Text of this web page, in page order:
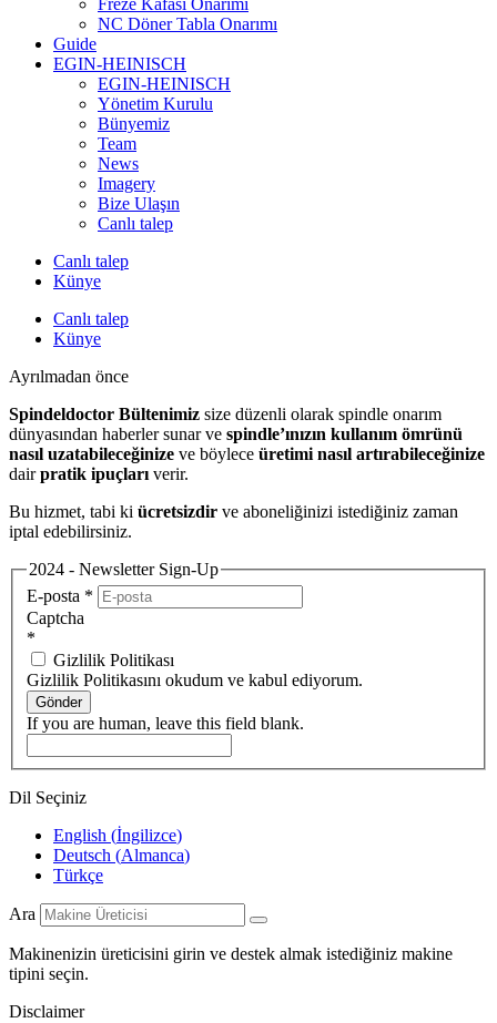
NC Döner Tabla Onarımı
Guide
EGIN-HEINISCH
EGIN-HEINISCH
Yönetim Kurulu
Bünyemiz
Team
News
Imagery
Bize Ulaşın
Canlı talep
Canlı talep
Künye
Canlı talep
Künye
Ayrılmadan önce
Spindeldoctor Bültenimiz size düzenli olarak spindle onarım
dünyasından haberler sunar ve spindle’ınızın kullanım ömrünü
nasıl uzatabileceğinize ve böylece üretimi nasıl artırabileceğinize
dairpratik ipuçları verir.
Bu hizmet, tabi ki ücretsizdir ve aboneliğinizi istediğiniz zaman
iptal edebilirsiniz.
2024 - Newsletter Sign-Up
E-posta *
Captcha
*
Gizlilik Politikası
Gizlilik Politikasını okudum ve kabul ediyorum.
Gönder
If you are human, leave this field blank.
Dil Seçiniz
English (İngilizce)
Deutsch (Almanca)
Türkçe
Ara
Makinenizin üreticisini girin ve destek almak istediğiniz makine
tipini seçin.
Disclaimer